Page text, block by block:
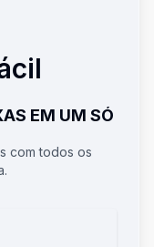
EM UM SÓ
com todos os